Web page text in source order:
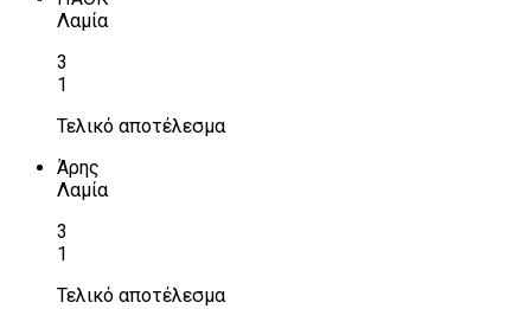
Λαμία
3
1
Τελικό αποτέλεσμα
Άρης
Λαμία
3
1
Τελικό αποτέλεσμα